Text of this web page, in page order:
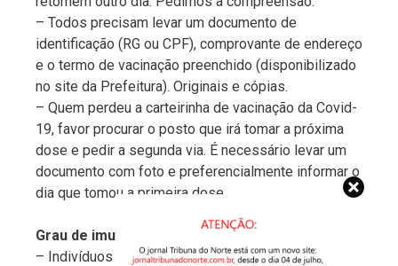
– Todos precisam levar um documento de
identificação (RG ou CPF), comprovante de endereço
e o termo de vacinação preenchido (disponibilizado
no site da Prefeitura). Originais e cópias.
– Quem perdeu a carteirinha de vacinação da Covid-
19, favor procurar o posto que irá tomar a próxima
dose e pedir a segunda via. É necessário levar um
documento com foto e preferencialmente informar o
dia que tomou a primeira dose.
Grau de imunossupressão
– Indivíduos que possuam: I – Imunodeficiência